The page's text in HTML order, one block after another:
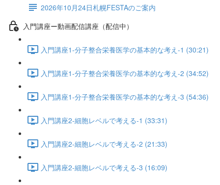
2026年10月24日札幌FESTAのご案内
入門講座ー動画配信講座（配信中）
入門講座1-分子整合栄養医学の基本的な考え-1 (30:21)
入門講座1-分子整合栄養医学の基本的な考え-2 (34:52)
入門講座1-分子整合栄養医学の基本的な考え-3 (54:36)
入門講座2-細胞レベルで考える-1 (33:31)
入門講座2-細胞レベルで考える-2 (21:33)
入門講座2-細胞レベルで考える-3 (16:09)